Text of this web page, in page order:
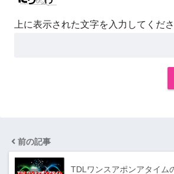
上に表示された文字を入力してくださ
前の記事
TDLワンスアポンアタイム